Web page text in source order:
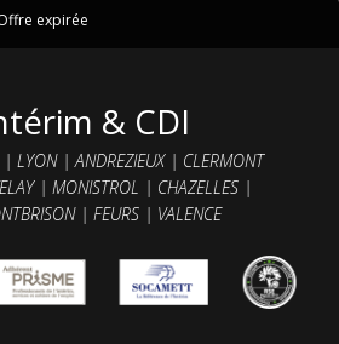
expirée
& CDI
| LYON |ANDREZIEUX | CLERMONT
| MONISTROL | CHAZELLES |
| FEURS | VALENCE